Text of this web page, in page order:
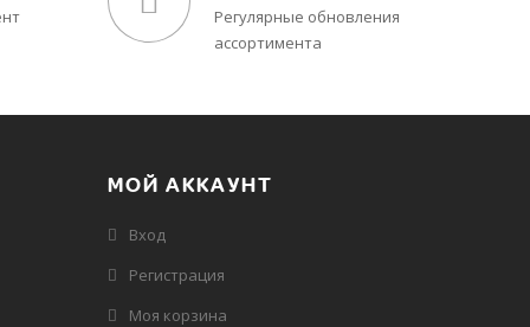
Регулярные обновления
ассортимента
МОЙ АККАУНТ
Вход
Регистрация
Моя корзина